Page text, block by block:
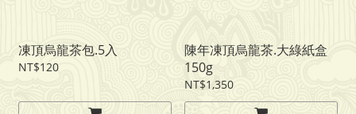
凍頂烏龍茶包.5入
NT$120
陳年凍頂烏龍茶.大綠紙盒
150g
NT$1,350